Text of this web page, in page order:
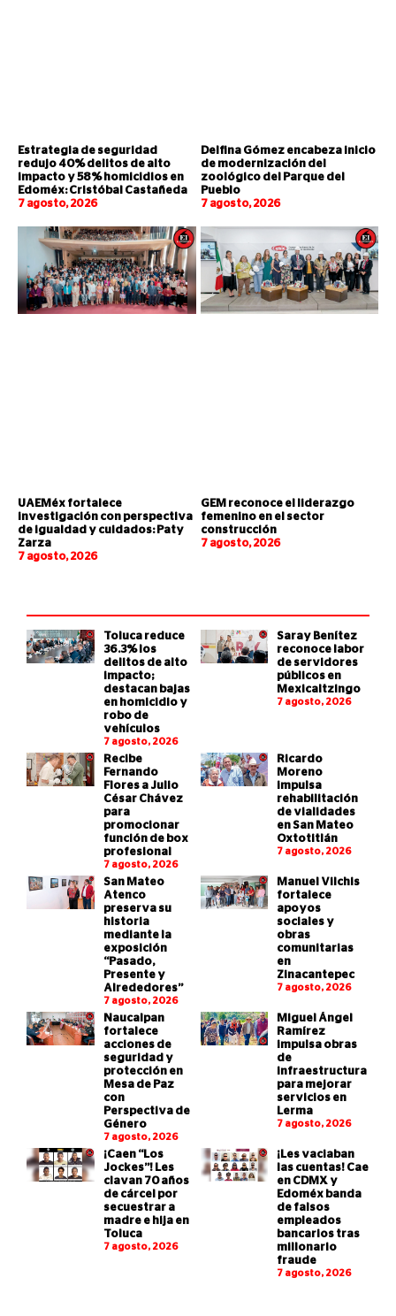
Estrategia de seguridad
redujo 40% delitos de alto
impacto y 58% homicidios en
Edoméx: Cristóbal Castañeda
7 agosto, 2026
Delfina Gómez encabeza inicio
de modernización del
zoológico del Parque del
Pueblo
7 agosto, 2026
UAEMéx fortalece
investigación con perspectiva
de igualdad y cuidados: Paty
Zarza
7 agosto, 2026
GEM reconoce el liderazgo
femenino en el sector
construcción
7 agosto, 2026
Toluca reduce
36.3% los
delitos de alto
impacto;
destacan bajas
en homicidio y
robo de
vehículos
7 agosto, 2026
Saray Benítez
reconoce labor
de servidores
públicos en
Mexicaltzingo
7 agosto, 2026
Recibe
Fernando
Flores a Julio
César Chávez
para
promocionar
función de box
profesional
7 agosto, 2026
Ricardo
Moreno
impulsa
rehabilitación
de vialidades
en San Mateo
Oxtotitlán
7 agosto, 2026
San Mateo
Atenco
preserva su
historia
mediante la
exposición
“Pasado,
Presente y
Alrededores”
7 agosto, 2026
Manuel Vilchis
fortalece
apoyos
sociales y
obras
comunitarias
en
Zinacantepec
7 agosto, 2026
Naucalpan
fortalece
acciones de
seguridad y
protección en
Mesa de Paz
con
Perspectiva de
Género
7 agosto, 2026
Miguel Ángel
Ramírez
impulsa obras
de
infraestructura
para mejorar
servicios en
Lerma
7 agosto, 2026
¡Caen “Los
Jockes”! Les
clavan 70 años
de cárcel por
secuestrar a
madre e hija en
Toluca
7 agosto, 2026
¡Les vaciaban
las cuentas! Cae
en CDMX y
Edoméx banda
de falsos
empleados
bancarios tras
millonario
fraude
7 agosto, 2026